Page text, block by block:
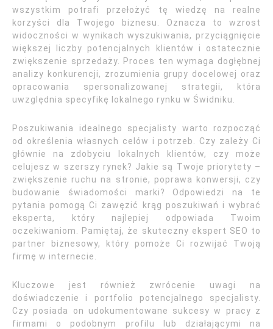
wszystkim potrafi przełożyć tę wiedzę na realne
korzyści dla Twojego biznesu. Oznacza to wzrost
widoczności w wynikach wyszukiwania, przyciągnięcie
większej liczby potencjalnych klientów i ostatecznie
zwiększenie sprzedaży. Proces ten wymaga dogłębnej
analizy konkurencji, zrozumienia grupy docelowej oraz
opracowania spersonalizowanej strategii, która
uwzględnia specyfikę lokalnego rynku w Świdniku.
Poszukiwania idealnego specjalisty warto rozpocząć
od określenia własnych celów i potrzeb. Czy zależy Ci
głównie na zdobyciu lokalnych klientów, czy może
celujesz w szerszy rynek? Jakie są Twoje priorytety –
zwiększenie ruchu na stronie, poprawa konwersji, czy
budowanie świadomości marki? Odpowiedzi na te
pytania pomogą Ci zawęzić krąg poszukiwań i wybrać
eksperta, który najlepiej odpowiada Twoim
oczekiwaniom. Pamiętaj, że skuteczny ekspert SEO to
partner biznesowy, który pomoże Ci rozwijać Twoją
firmę w internecie.
Kluczowe jest również zwrócenie uwagi na
doświadczenie i portfolio potencjalnego specjalisty.
Czy posiada on udokumentowane sukcesy w pracy z
firmami o podobnym profilu lub działającymi na